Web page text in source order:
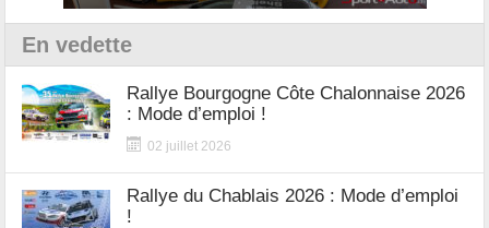
En vedette
Rallye Bourgogne Côte Chalonnaise 2026
: Mode d’emploi !
02 juillet 2026
Rallye du Chablais 2026 : Mode d’emploi
!